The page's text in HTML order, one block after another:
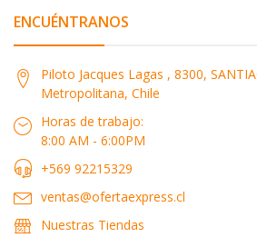
ENCUÉNTRANOS
Piloto Jacques Lagas , 8300,
Metropolitana, Chile
Horas de trabajo:
8:00 AM - 6:00PM
+569 92215329
ventas@ofertaexpress.cl
Nuestras Tiendas